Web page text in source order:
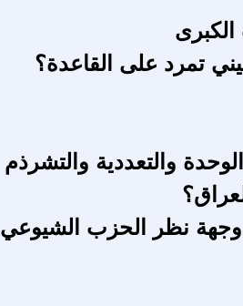
تمرد على القاعدة؟
والتعددية والتشرذم
وجهة نظر الحزب الشيوعي